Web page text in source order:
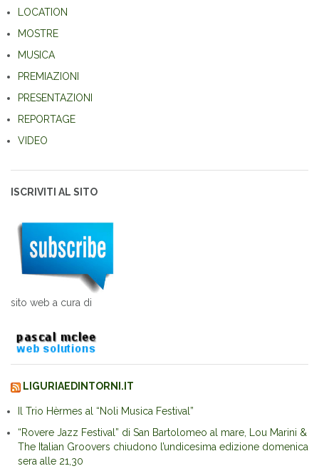
LOCATION
MOSTRE
MUSICA
PREMIAZIONI
PRESENTAZIONI
REPORTAGE
VIDEO
ISCRIVITI AL SITO
sito web a cura di
LIGURIAEDINTORNI.IT
Il Trio Hèrmes al “Noli Musica Festival”
“Rovere Jazz Festival” di San Bartolomeo al mare, Lou Marini &
The Italian Groovers chiudono l’undicesima edizione domenica
sera alle 21,30